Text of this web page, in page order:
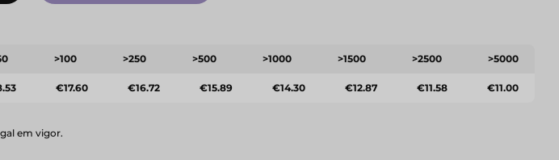
>100 >250 >500 >1000 >1500 >2500 >5000
€17.60 €16.72 €15.89 €14.30 €12.87 €11.58 €11.00
em vigor.